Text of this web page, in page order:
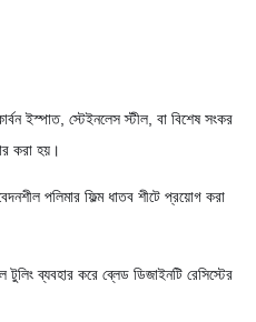
ইস্পাত, স্টেইনলেস স্টীল, বা বিশেষ সংকর
করা হয়।
পলিমার ফিল্ম ধাতব শীটে প্রয়োগ করা
ব্যবহার করে ব্লেড ডিজাইনটি রেসিস্টের